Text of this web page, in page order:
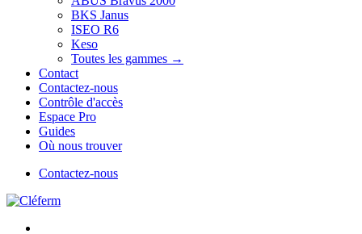
BKS Janus
ISEO R6
Keso
Toutes les gammes →
Contact
Contactez-nous
Contrôle d'accès
Espace Pro
Guides
Où nous trouver
Contactez-nous